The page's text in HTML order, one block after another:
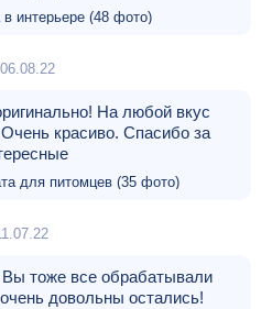
интерьере (48 фото)
06.08.22
На любой вкус
красиво. Спасибо за
для питомцев (35 фото)
Вы тоже все обрабатывали
довольны остались!